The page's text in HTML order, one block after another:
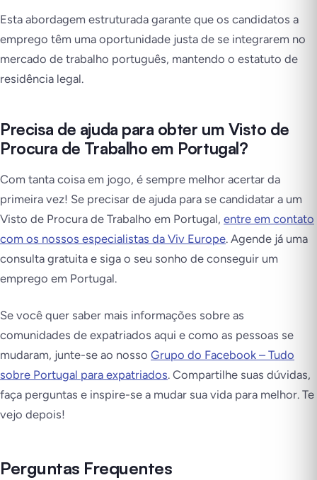
Esta abordagem estruturada garante que os candidatos a
emprego têm uma oportunidade justa de se integrarem no
mercado de trabalho português, mantendo o estatuto de
residência legal.
Precisa de ajuda para obter um Visto de
Procura de Trabalho em Portugal?
Com tanta coisa em jogo, é sempre melhor acertar da
primeira vez! Se precisar de ajuda para se candidatar a um
Visto de Procura de Trabalho em Portugal, entre em contato
com os nossos especialistas da Viv Europe. Agende já uma
consulta gratuita e siga o seu sonho de conseguir um
emprego em Portugal.
Se você quer saber mais informações sobre as
comunidades de expatriados aqui e como as pessoas se
mudaram, junte-se ao nosso Grupo do Facebook – Tudo
sobre Portugal para expatriados. Compartilhe suas dúvidas,
faça perguntas e inspire-se a mudar sua vida para melhor. Te
vejo depois!
Perguntas Frequentes